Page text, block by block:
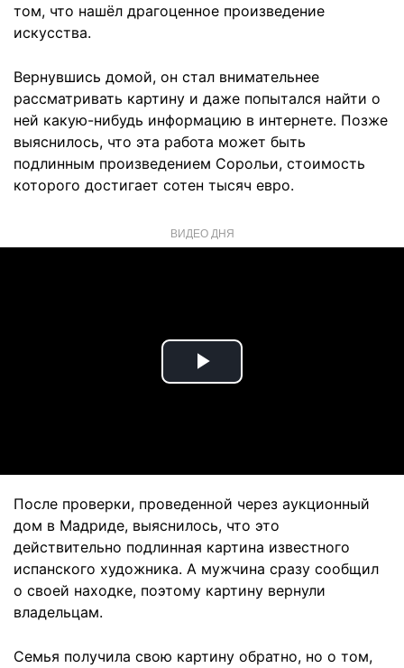
том, что нашёл драгоценное произведение
искусства.
Вернувшись домой, он стал внимательнее
рассматривать картину и даже попытался найти о
ней какую-нибудь информацию в интернете. Позже
выяснилось, что эта работа может быть
подлинным произведением Сорольи, стоимость
которого достигает сотен тысяч евро.
ВИДЕО ДНЯ
Play
После проверки, проведенной через аукционный
дом в Мадриде, выяснилось, что это
действительно подлинная картина известного
испанского художника. А мужчина сразу сообщил
о своей находке, поэтому картину вернули
владельцам.
Семья получила свою картину обратно, но о том,